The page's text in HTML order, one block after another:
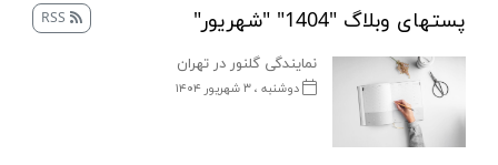
پست‎های وبلاگ "1404" "شهریور"
نمایندگی گلنور در تهران
دوشنبه ، ۳ شهریور ۱۴۰۴